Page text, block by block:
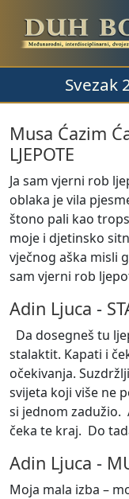
Svezak
Musa Ćazim
LJEPOTE
Ja sam vjerni rob
oblaka je vila
štono pali kao
moje i djetinsko
vječnog aška misli
sam vjerni rob
Adin Ljuca -
Da dosegneš tu
stalaktit. Kapati i
očekivanja.
svijeta koji više ne
si jednom zadužio.
čeka te kraj. Do
Adin Ljuca -
Moja mala izba –